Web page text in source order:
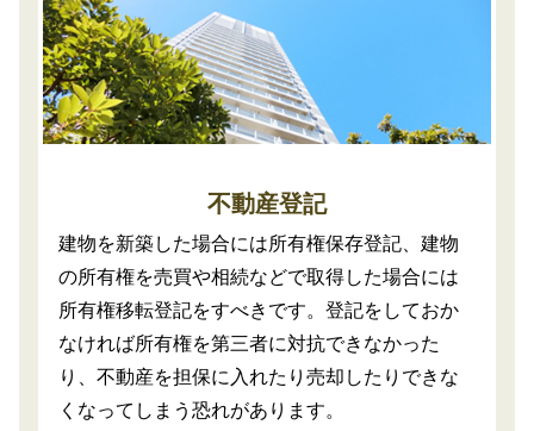
不動産登記
建物を新築した場合には所有権保存登記、建物
の所有権を売買や相続などで取得した場合には
所有権移転登記をすべきです。登記をしておか
なければ所有権を第三者に対抗できなかった
り、不動産を担保に入れたり売却したりできな
くなってしまう恐れがあります。